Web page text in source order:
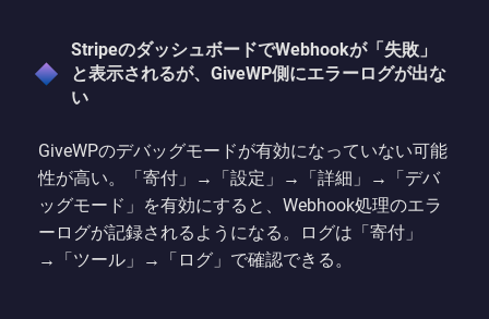
StripeのダッシュボードでWebhookが「失敗」
と表示されるが、GiveWP側にエラーログが出な
い
GiveWPのデバッグモードが有効になっていない可能
性が高い。「寄付」→「設定」→「詳細」→「デバ
ッグモード」を有効にすると、Webhook処理のエラ
ーログが記録されるようになる。ログは「寄付」
→「ツール」→「ログ」で確認できる。